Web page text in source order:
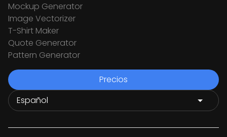
Mockup Generator
Image Vectorizer
T-Shirt Maker
Quote Generator
Pattern Generator
Precios